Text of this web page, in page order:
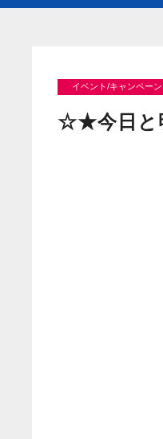
イベント/キャンペーン
☆★今日と